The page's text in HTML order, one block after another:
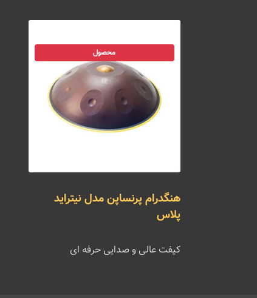
محصول
هنگدرام پرنساپن مدل نیتراید
پلاس
کیفت عالی و صدایی حرفه ای